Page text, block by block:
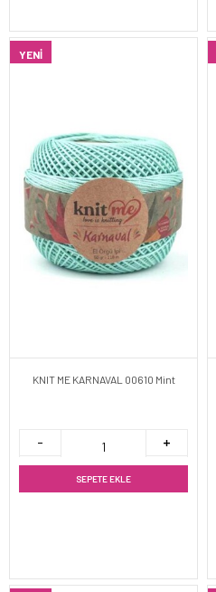
YENI
KNIT ME KARNAVAL 00610 Mint
SEPETE EKLE